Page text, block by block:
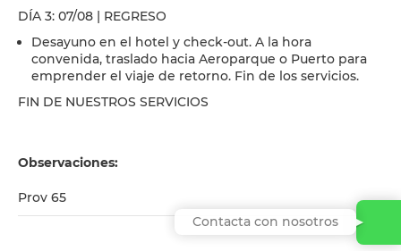
DÍA 3: 07/08 | REGRESO
Desayuno en el hotel y check-out. A la hora
convenida, traslado hacia Aeroparque o Puerto para
emprender el viaje de retorno. Fin de los servicios.
FIN DE NUESTROS SERVICIOS
Observaciones:
Prov 65
Contacta con nosotros